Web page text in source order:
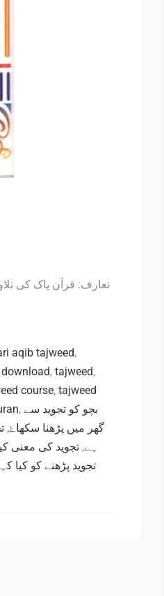
تعارف: قرآن پاک کی
aqib tajweed,
, tajweed,
course, tajweed
, بچو کو تجوید سے
گھر میں پڑھنا سکھاۓ,
ہے, تجوید کی معنی
تجوید پڑھنے کو کیا